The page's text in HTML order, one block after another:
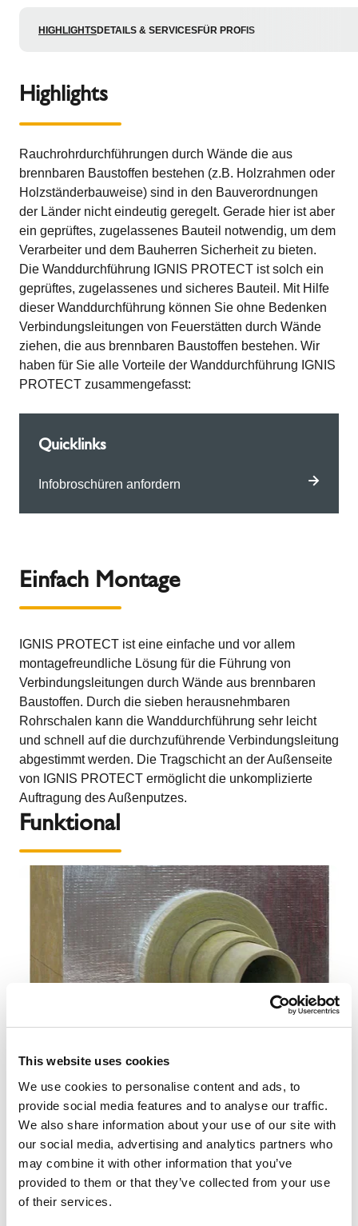
This website uses cookies
We use cookies to personalise content and ads, to
provide social media features and to analyse our traffic.
We also share information about your use of our site with
our social media, advertising and analytics partners who
may combine it with other information that you’ve
provided to them or that they’ve collected from your use
of their services.
HIGHLIGHTSDETAILS & SERVICESFÜR PROFIS
Highlights
Rauchrohrdurchführungen durch Wände die aus
brennbaren Baustoffen bestehen (z.B. Holzrahmen oder
Holzständerbauweise) sind in den Bauverordnungen
der Länder nicht eindeutig geregelt. Gerade hier ist aber
ein geprüftes, zugelassenes Bauteil notwendig, um dem
Verarbeiter und dem Bauherren Sicherheit zu bieten.
Die Wanddurchführung IGNIS PROTECT ist solch ein
geprüftes, zugelassenes und sicheres Bauteil. Mit Hilfe
dieser Wanddurchführung können Sie ohne Bedenken
Verbindungsleitungen von Feuerstätten durch Wände
ziehen, die aus brennbaren Baustoffen bestehen. Wir
haben für Sie alle Vorteile der Wanddurchführung IGNIS
PROTECT zusammengefasst:
Quicklinks
Infobroschüren anfordern
Einfach Montage
IGNIS PROTECT ist eine einfache und vor allem
montagefreundliche Lösung für die Führung von
Verbindungsleitungen durch Wände aus brennbaren
Baustoffen. Durch die sieben herausnehmbaren
Rohrschalen kann die Wanddurchführung sehr leicht
und schnell auf die durchzuführende Verbindungsleitung
abgestimmt werden. Die Tragschicht an der Außenseite
von IGNIS PROTECT ermöglicht die unkomplizierte
Auftragung des Außenputzes.
Funktional
Die Wanddurchführung IGNIS PROTECT besteht aus
spezieller Mineralwolle mit ALU-Kaschierung. Diese
sorgt dafür, dass brennbare Baustoffe bei
Rauchrohrdurchführung durch Wände geschützt
werden. Die Wanddurchführung ist für ein- und
doppelwandige Verbindungsleitungen bis 450 °C